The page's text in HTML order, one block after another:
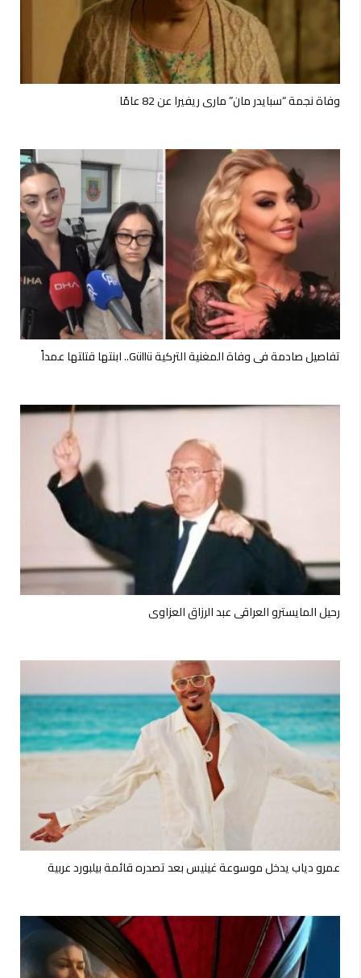
وفاة نجمة “سبايدر مان” ماري ريفيرا عن 82 عامًا
تفاصيل صادمة في وفاة المغنية التركية Güllü.. ابنتها قتلتها عمداً
رحيل المايسترو العراقي عبد الرزاق العزاوي
عمرو دياب يدخل موسوعة غينيس بعد تصدره قائمة بيلبورد عربية